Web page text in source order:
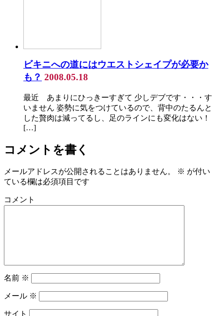
ビキニへの道にはウエストシェイプが必要か
も？ 2008.05.18
最近 あまりにひっきーすぎて 少しデブです・・・す
いません 姿勢に気をつけているので、背中のたるんと
した贅肉は減ってるし、足のラインにも変化はない！
[…]
コメントを書く
メールアドレスが公開されることはありません。 ※ が付い
ている欄は必須項目です
コメント
名前 ※
メール ※
サイト